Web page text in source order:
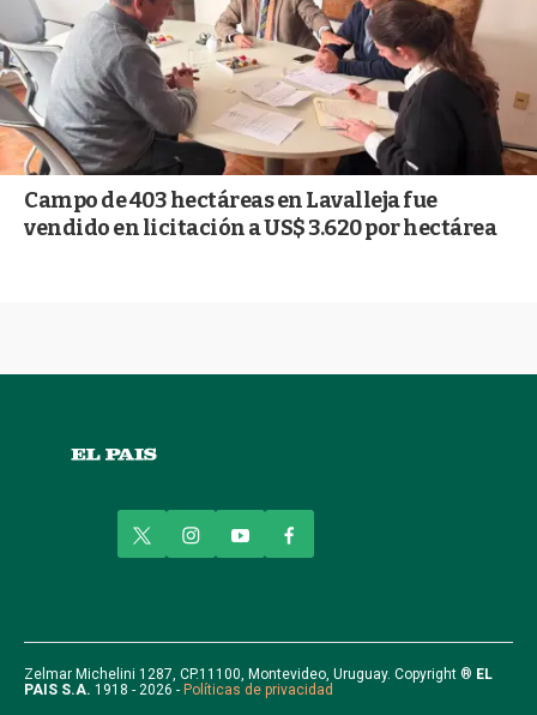
Campo de 403 hectáreas en Lavalleja fue
vendido en licitación a US$ 3.620 por hectárea
w
r
i
n
r
a
y
o
e
a
o
k
Zelmar Michelini 1287, CP.11100, Montevideo, Uruguay. Copyright ® EL
PAIS S.A. 1918 - 2026 - Políticas de privacidad